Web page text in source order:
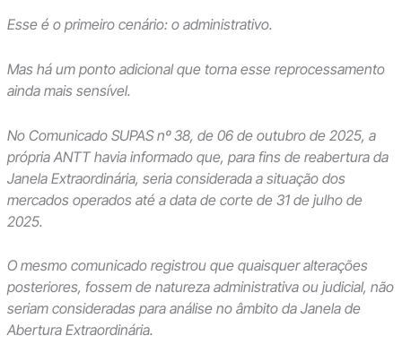
Esse é o primeiro cenário: o administrativo.
Mas há um ponto adicional que torna esse reprocessamento
ainda mais sensível.
No Comunicado SUPAS nº 38, de 06 de outubro de 2025, a
própria ANTT havia informado que, para fins de reabertura da
Janela Extraordinária, seria considerada a situação dos
mercados operados até a data de corte de 31 de julho de
2025.
O mesmo comunicado registrou que quaisquer alterações
posteriores, fossem de natureza administrativa ou judicial, não
seriam consideradas para análise no âmbito da Janela de
Abertura Extraordinária.